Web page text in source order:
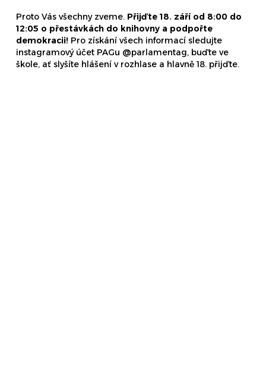
Proto Vás všechny zveme. Přijďte 18. září od 8:00 do
12:05 o přestávkách do knihovny a podpořte
demokracii!Pro získání všech informací sledujte
instagramový účet PAGu @parlamentag, buďte ve
škole, ať slyšíte hlášení v rozhlase a hlavně 18. přijďte.